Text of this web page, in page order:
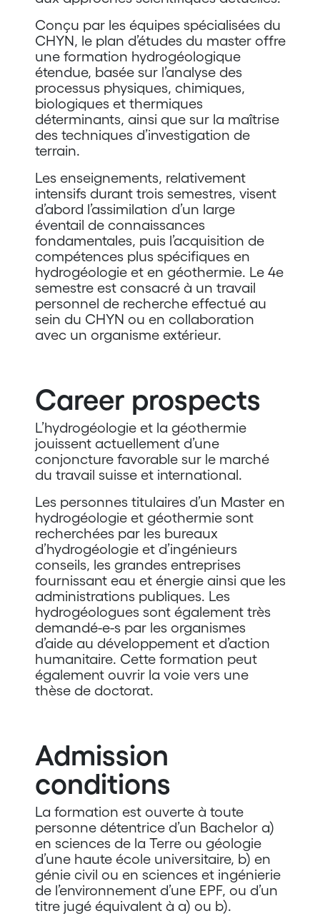
Conçu par les équipes spécialisées du
CHYN, le plan d’études du master offre
une formation hydrogéologique
étendue, basée sur l’analyse des
processus physiques, chimiques,
biologiques et thermiques
déterminants, ainsi que sur la maîtrise
des techniques d’investigation de
terrain.
Les enseignements, relativement
intensifs durant trois semestres, visent
d’abord l’assimilation d’un large
éventail de connaissances
fondamentales, puis l’acquisition de
compétences plus spécifiques en
hydrogéologie et en géothermie. Le 4e
semestre est consacré à un travail
personnel de recherche effectué au
sein du CHYN ou en collaboration
avec un organisme extérieur.
Career prospects
L’hydrogéologie et la géothermie
jouissent actuellement d’une
conjoncture favorable sur le marché
du travail suisse et international.
Les personnes titulaires d’un Master en
hydrogéologie et géothermie sont
recherchées par les bureaux
d’hydrogéologie et d’ingénieurs
conseils, les grandes entreprises
fournissant eau et énergie ainsi que les
administrations publiques. Les
hydrogéologues sont également très
demandé-e-s par les organismes
d’aide au développement et d’action
humanitaire. Cette formation peut
également ouvrir la voie vers une
thèse de doctorat.
Admission
conditions
La formation est ouverte à toute
personne détentrice d’un Bachelor a)
en sciences de la Terre ou géologie
d’une haute école universitaire, b) en
génie civil ou en sciences et ingénierie
de l’environnement d’une EPF, ou d’un
titre jugé équivalent à a) ou b).